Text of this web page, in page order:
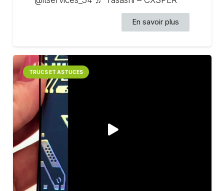
En savoir plus
TRUCS ET ASTUCES